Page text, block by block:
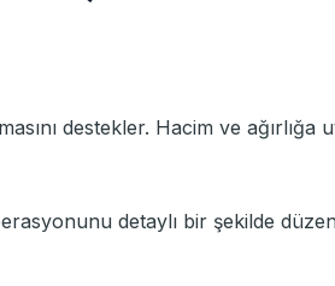
destekler. Hacim ve ağırlığa
detaylı bir şekilde